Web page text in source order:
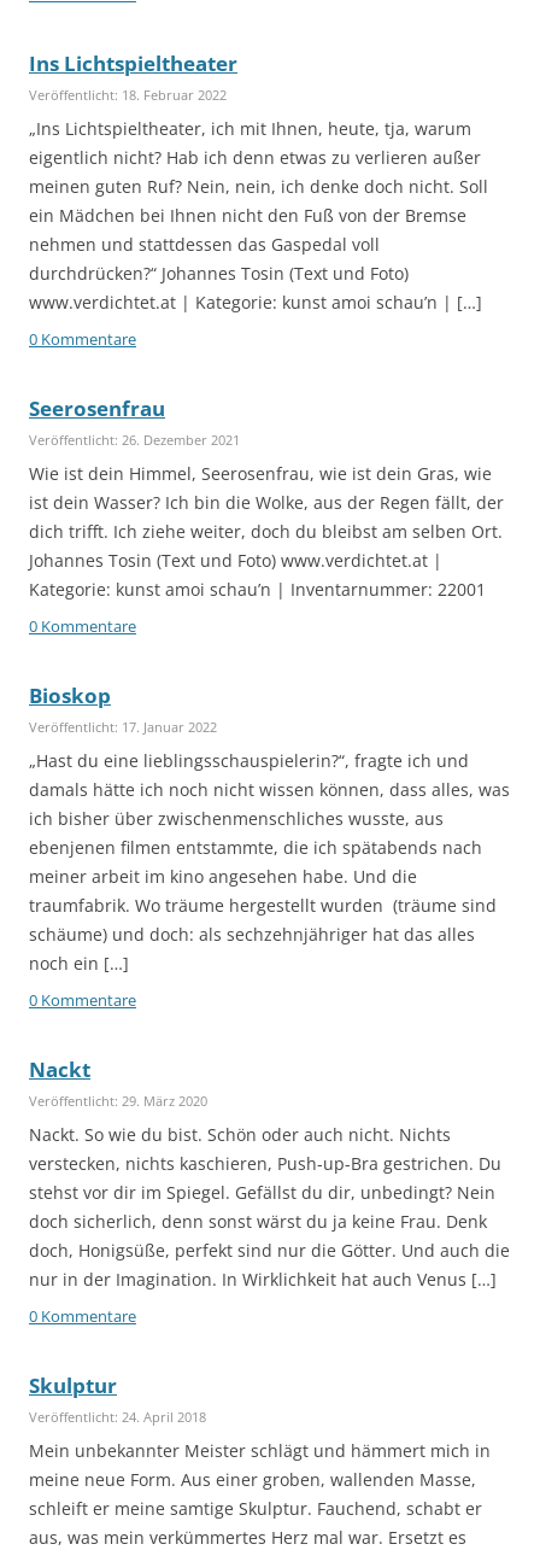
Ins Lichtspieltheater
Veröffentlicht: 18. Februar 2022
„Ins Lichtspieltheater, ich mit Ihnen, heute, tja, warum
eigentlich nicht? Hab ich denn etwas zu verlieren außer
meinen guten Ruf? Nein, nein, ich denke doch nicht. Soll
ein Mädchen bei Ihnen nicht den Fuß von der Bremse
nehmen und stattdessen das Gaspedal voll
durchdrücken?“ Johannes Tosin (Text und Foto)
www.verdichtet.at | Kategorie: kunst amoi schau’n | […]
0 Kommentare
Seerosenfrau
Veröffentlicht: 26. Dezember 2021
Wie ist dein Himmel, Seerosenfrau, wie ist dein Gras, wie
ist dein Wasser? Ich bin die Wolke, aus der Regen fällt, der
dich trifft. Ich ziehe weiter, doch du bleibst am selben Ort.
Johannes Tosin (Text und Foto) www.verdichtet.at |
Kategorie: kunst amoi schau’n | Inventarnummer: 22001
0 Kommentare
Bioskop
Veröffentlicht: 17. Januar 2022
„Hast du eine lieblingsschauspielerin?“, fragte ich und
damals hätte ich noch nicht wissen können, dass alles, was
ich bisher über zwischenmenschliches wusste, aus
ebenjenen filmen entstammte, die ich spätabends nach
meiner arbeit im kino angesehen habe. Und die
traumfabrik. Wo träume hergestellt wurden (träume sind
schäume) und doch: als sechzehnjähriger hat das alles
noch ein […]
0 Kommentare
Nackt
Veröffentlicht: 29. März 2020
Nackt. So wie du bist. Schön oder auch nicht. Nichts
verstecken, nichts kaschieren, Push-up-Bra gestrichen. Du
stehst vor dir im Spiegel. Gefällst du dir, unbedingt? Nein
doch sicherlich, denn sonst wärst du ja keine Frau. Denk
doch, Honigsüße, perfekt sind nur die Götter. Und auch die
nur in der Imagination. In Wirklichkeit hat auch Venus […]
0 Kommentare
Skulptur
Veröffentlicht: 24. April 2018
Mein unbekannter Meister schlägt und hämmert mich in
meine neue Form. Aus einer groben, wallenden Masse,
schleift er meine samtige Skulptur. Fauchend, schabt er
aus, was mein verkümmertes Herz mal war. Ersetzt es